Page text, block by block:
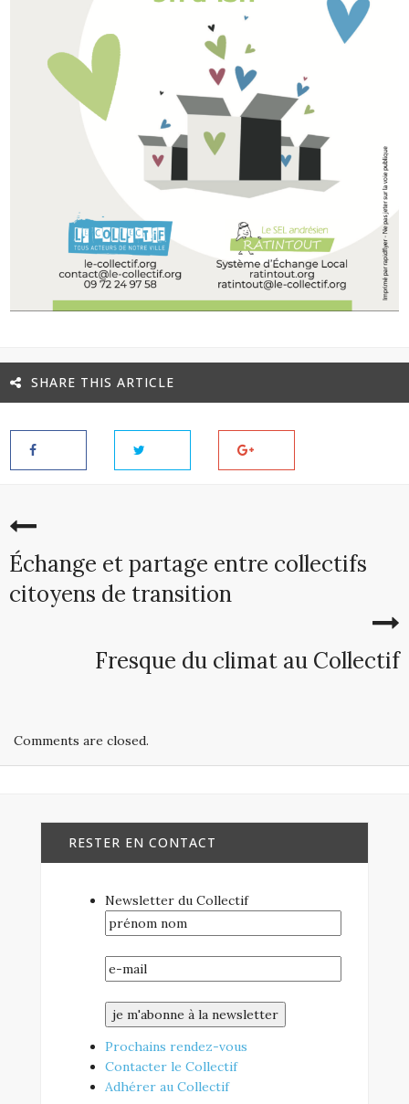
SHARE THIS ARTICLE
Échange et partage entre collectifs
citoyens de transition
Fresque du climat au Collectif
Comments are closed.
RESTER EN CONTACT
Newsletter du Collectif
Prochains rendez-vous
Contacter le Collectif
Adhérer au Collectif